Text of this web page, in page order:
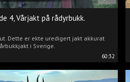
60:32
4, Vårjakt på rådyrbukk.
Dette er ekte uredigert jakt akkurat
i Sverige.